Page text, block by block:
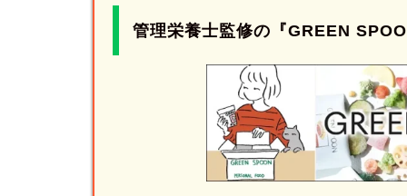
管理栄養士監修の 『GREEN